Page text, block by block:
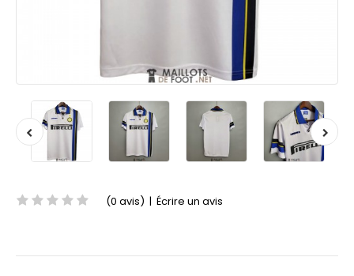
(0 avis) | Écrire un avis